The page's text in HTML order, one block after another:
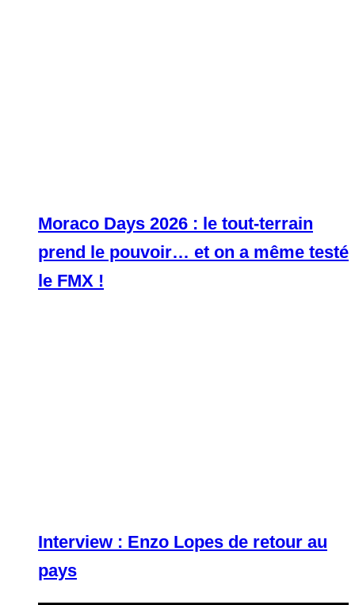
Moraco Days 2026 : le tout-terrain
prend le pouvoir… et on a même testé
le FMX !
Interview : Enzo Lopes de retour au
pays